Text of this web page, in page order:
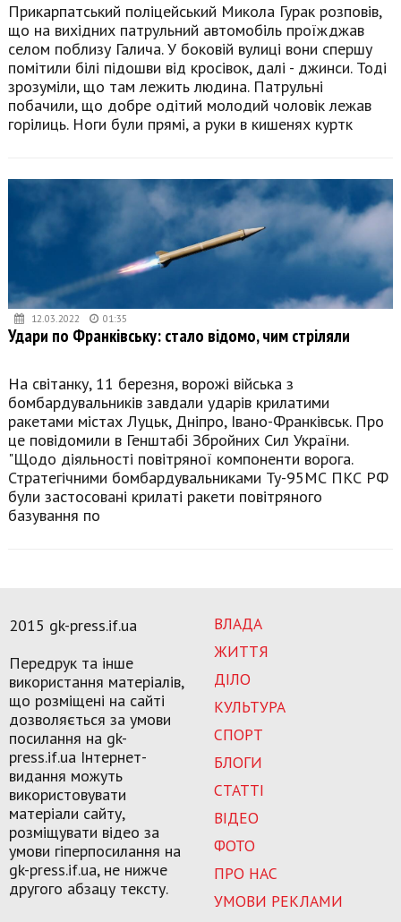
Прикарпатський поліцейський Микола Гурак розповів,
що на вихідних патрульний автомобіль проїжджав
селом поблизу Галича. У боковій вулиці вони спершу
помітили білі підошви від кросівок, далі - джинси. Тоді
зрозуміли, що там лежить людина. Патрульні
побачили, що добре одітий молодий чоловік лежав
горілиць. Ноги були прямі, а руки в кишенях куртк
12.03.2022 01:35
Удари по Франківську: стало відомо, чим стріляли
На світанку, 11 березня, ворожі війська з
бомбардувальників завдали ударів крилатими
ракетами містах Луцьк, Дніпро, Івано-Франківськ. Про
це повідомили в Генштабі Збройних Сил України.
"Щодо діяльності повітряної компоненти ворога.
Стратегічними бомбардувальниками Ту-95МС ПКС РФ
були застосовані крилаті ракети повітряного
базування по
ВЛАДА
ЖИТТЯ
ДІЛО
КУЛЬТУРА
СПОРТ
БЛОГИ
СТАТТІ
ВІДЕО
ФОТО
ПРО НАС
УМОВИ РЕКЛАМИ
2015 gk-press.if.ua
Передрук та інше
використання матеріалів,
що розміщені на сайті
дозволяється за умови
посилання на gk-
press.if.ua Інтернет-
видання можуть
використовувати
матеріали сайту,
розміщувати відео за
умови гіперпосилання на
gk-press.if.ua, не нижче
другого абзацу тексту.